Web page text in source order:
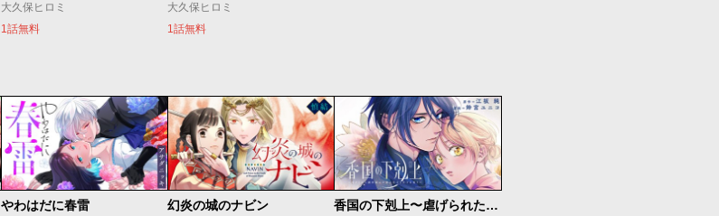
大久保ヒロミ
1話無料
大久保ヒロミ
1話無料
やわはだに春雷 幻炎の城のナビン 香国の下剋上〜虐げられた調香師は不遇の皇子と天下を狙う〜